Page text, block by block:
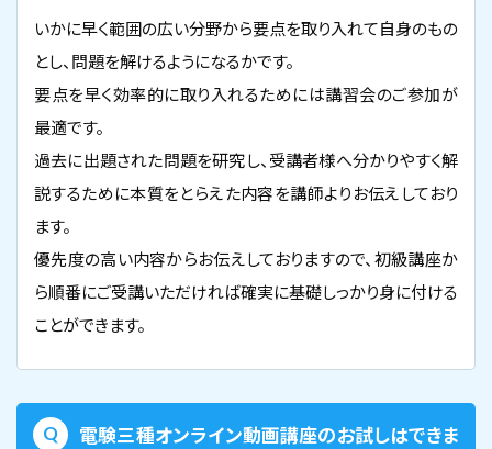
いかに早く範囲の広い分野から要点を取り入れて自身のもの
とし、問題を解けるようになるかです。
要点を早く効率的に取り入れるためには講習会のご参加が
最適です。
過去に出題された問題を研究し、受講者様へ分かりやすく解
説するために本質をとらえた内容を講師よりお伝えしており
ます。
優先度の高い内容からお伝えしておりますので、初級講座か
ら順番にご受講いただければ確実に基礎しっかり身に付ける
ことができます。
電験三種オンライン動画講座のお試しはできま